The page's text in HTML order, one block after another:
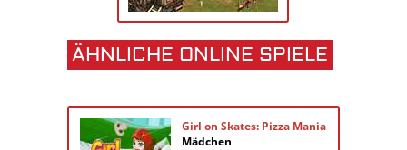
ÄHNLICHE ONLINE SPIELE
Girl on Skates: Pizza Mania
Mädchen